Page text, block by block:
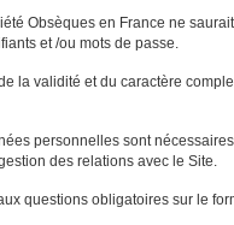
Obsèques en France ne
et /ou mots de passe.
la validité et du caractère
personnelles sont
des relations avec le Site.
questions obligatoires sur le